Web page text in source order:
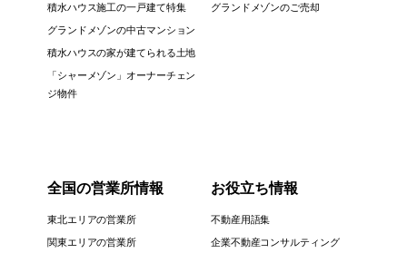
積水ハウス施工の一戸建て特集
グランドメゾンの中古マンション
積水ハウスの家が建てられる土地
「シャーメゾン」オーナーチェン
ジ物件
グランドメゾンのご売却
全国の営業所情報
東北エリアの営業所
関東エリアの営業所
お役立ち情報
不動産用語集
企業不動産コンサルティング